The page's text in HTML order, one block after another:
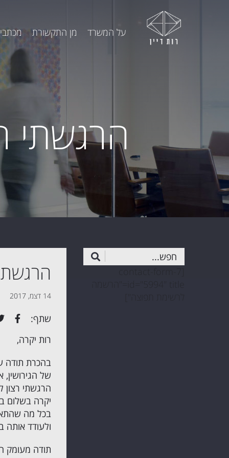
על המשרד מן התקשורת
הרגשתי
14 דצמ, 2017
שתף:
רות יקרה,
בהכרת תודה
של הגירושין,
הרגשתי רצון
יקרה בשלום
בכל מה
ולעודד אותה
תודה מעומק